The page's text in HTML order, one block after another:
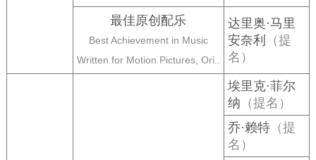
最佳原创配乐
Best Achievement in Music
Written for Motion Pictures, Ori..
达里奥·马里
安奈利
（提
名）
埃里克·菲尔
纳 （提名）
乔·赖特（提
名）